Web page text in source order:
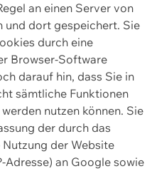
an einen Server von
und dort gespeichert. Sie
durch eine
Browser-Software
darauf hin, dass Sie in
sämtliche Funktionen
nutzen können. Sie
der durch das
der Website
Adresse) an Google sowie